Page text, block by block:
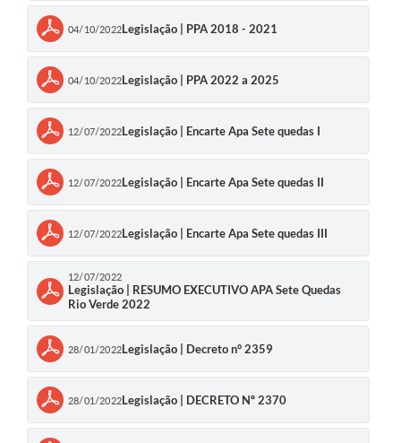
Arquivos para Download
Carta de Serviços
Notícias
Turismo
Obras
Projetos
Contas Públicas
Links
Serviços Online
Telefones Úteis
Transparência
04/10/2022Legislação | PPA 2018 - 2021
04/10/2022Legislação | PPA 2022 a 2025
12/07/2022Legislação | Encarte Apa Sete quedas I
12/07/2022Legislação | Encarte Apa Sete quedas II
12/07/2022Legislação | Encarte Apa Sete quedas III
12/07/2022
Legislação | RESUMO EXECUTIVO APA Sete Quedas
Rio Verde 2022
28/01/2022Legislação | Decreto n° 2359
28/01/2022Legislação | DECRETO Nº 2370